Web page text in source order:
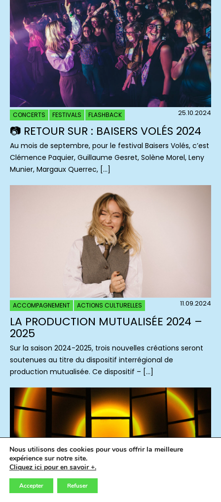
CONCERTS FESTIVALS FLASHBACK 25.10.2024
📷 RETOUR SUR : BAISERS VOLÉS 2024
Au mois de septembre, pour le festival Baisers Volés, c’est
Clémence Paquier, Guillaume Gesret, Solène Morel, Leny
Munier, Margaux Querrec, […]
ACCOMPAGNEMENT ACTIONS CULTURELLES 11.09.2024
LA PRODUCTION MUTUALISÉE 2024 –
2025
Sur la saison 2024-2025, trois nouvelles créations seront
soutenues au titre du dispositif interrégional de
production mutualisée. Ce dispositif – […]
Nous utilisons des cookies pour vous offrir la meilleure
expérience sur notre site.
Cliquez ici pour en savoir +.
Accepter Refuser